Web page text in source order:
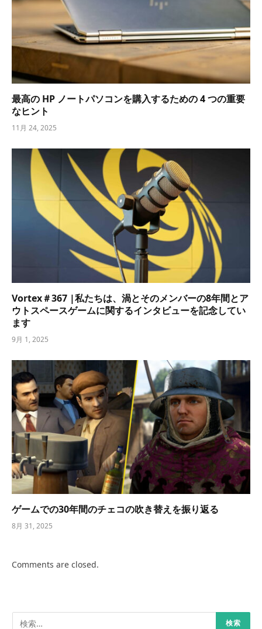
最高の HP ノートパソコンを購入するための 4 つの重要
なヒント
11月 24, 2025
Vortex＃367 |私たちは、渦とそのメンバーの8年間とア
ウトスペースゲームに関するインタビューを記念してい
ます
9月 1, 2025
ゲームでの30年間のチェコの吹き替えを振り返る
8月 31, 2025
Comments are closed.